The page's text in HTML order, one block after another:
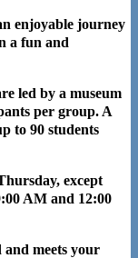
enjoyable journey
a fun and
led by a museum
per group. A
to 90 students
except
AM and 12:00
and meets your